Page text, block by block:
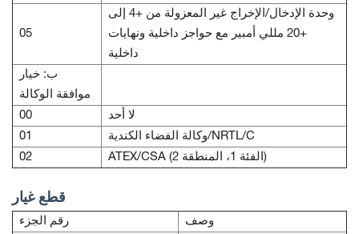
05
وحدة الإدخال/الإخراج غير المعزولة من +4 إلى
+20 مللي أمبير مع حواجز داخلية ونهايات
داخلية
ب: خيار
موافقة الوكالة
00
لا أحد
01
وكالة الفضاء الكندية/NRTL/C
02
ATEX/CSA (الفئة 1، المنطقة 2)
قطع غيار
رقم الجزء
وصف